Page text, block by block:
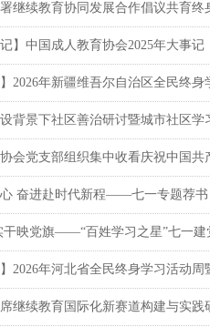
继续教育协同发展合作倡议共育终
记】中国成人教育协会2025年大事记
】2026年新疆维吾尔自治区全民终
背景下社区善治研讨暨城市社区
会党支部组织集中收看庆祝中国共
奋进赴时代新程——七一专题荐书
干映党旗——“百姓学习之星”七一建
】2026年河北省全民终身学习活动
继续教育国际化新赛道构建与实践